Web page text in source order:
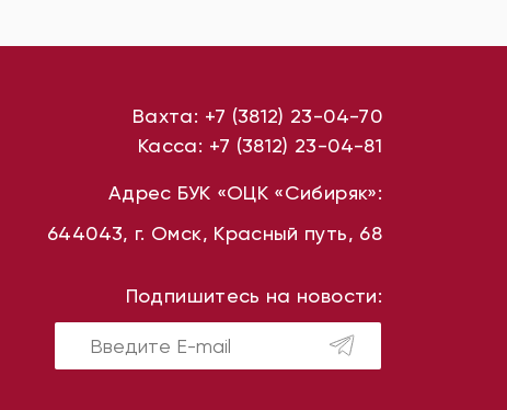
Вахта: +7 (3812) 23-04-70
Касса: +7 (3812) 23-04-81
Адрес БУК «ОЦК «Сибиряк»:
644043, г. Омск, Красный путь, 68
Подпишитесь на новости: